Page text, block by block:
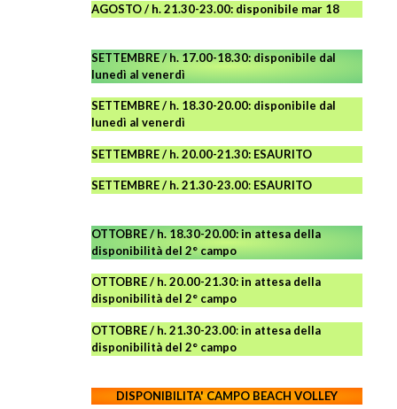
AGOSTO/ h. 21.30-23.00: disponibile mar 18
SETTEMBRE / h. 17.00-18.30: disponibile dal
lunedì al venerdì
SETTEMBRE / h. 18.30-20.00: disponibile dal
lunedì al venerdì
SETTEMBRE / h. 20.00-21.30: ESAURITO
SETTEMBRE / h. 21.30-23.00: ESAURITO
OTTOBRE / h. 18.30-20.00:in attesa della
disponibilità del 2° campo
OTTOBRE / h. 20.00-21.30:in attesa della
disponibilità del 2° campo
OTTOBRE / h. 21.30-23.00:in attesa della
disponibilità del 2° campo
DISPONIBILITA' CAMPOBEACH VOLLEY